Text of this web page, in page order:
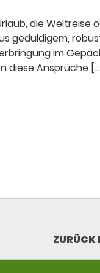
die Weltreise
geduldigem,
im
diese Ansprüche
ZURÜCK